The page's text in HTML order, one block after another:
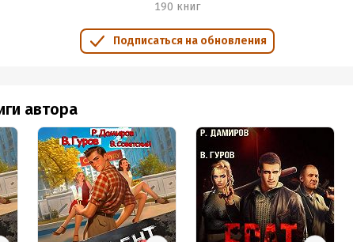
190 книг
Подписаться на обновления
автора